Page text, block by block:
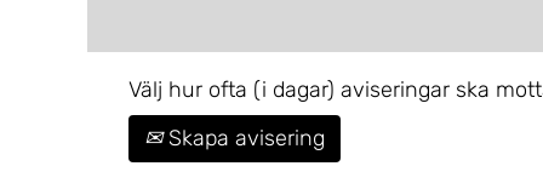
Välj hur ofta (i dagar) aviseringar ska
Skapa avisering